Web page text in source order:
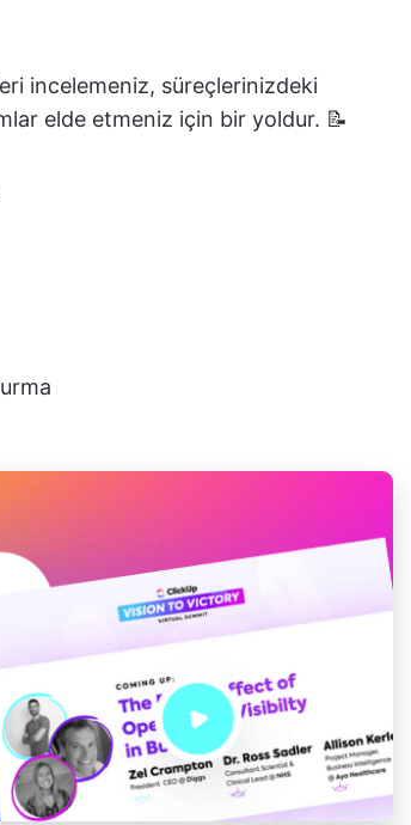
incelemeniz, süreçlerinizdeki
elde etmeniz için bir yoldur. 📝